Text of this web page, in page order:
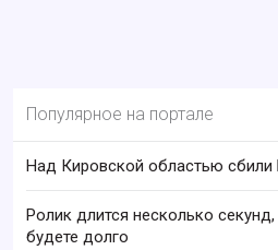
Популярное на портале
Над Кировской областью
Ролик длится несколько
будете долго